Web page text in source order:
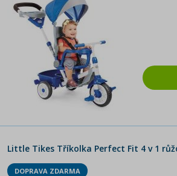
Little Tikes Tříkolka Perfect Fit 4 v 1
DOPRAVA ZDARMA